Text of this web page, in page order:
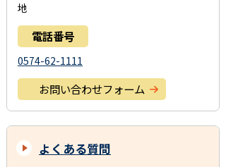
地
電話番号
0574-62-1111
お問い合わせフォーム
よくある質問